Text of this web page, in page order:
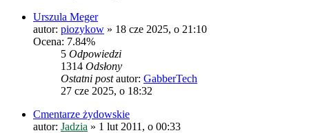
Urszula Meger
autor: piozykow » 18 cze 2025, o 21:10
Ocena: 7.84%
5 Odpowiedzi
1314 Odsłony
Ostatni postautor: GabberTech
27 cze 2025, o 18:32
Cmentarze żydowskie
autor: Jadzia » 1 lut 2011, o 00:33